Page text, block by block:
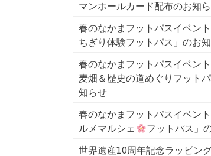
マンホールカード配布のお知
春のなかまフットパスイベン
ちぎり体験フットパス」のお
春のなかまフットパスイベン
麦畑＆歴史の道めぐりフット
知らせ
春のなかまフットパスイベン
ルメマルシェ
フットパス」
世界遺産10周年記念ラッピン